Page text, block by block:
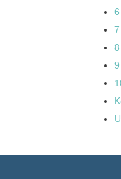
6
7
8
9